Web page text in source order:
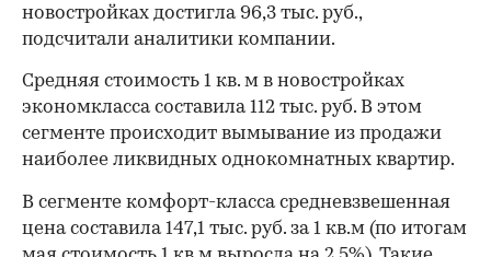
новостройках достигла 96,3 тыс. руб.,
подсчитали аналитики компании.
Средняя стоимость 1 кв. м в новостройках
экономкласса составила 112 тыс. руб. В этом
сегменте происходит вымывание из продажи
наиболее ликвидных однокомнатных квартир.
В сегменте комфорт-класса средневзвешенная
цена составила 147,1 тыс. руб. за 1 кв.м (по итогам